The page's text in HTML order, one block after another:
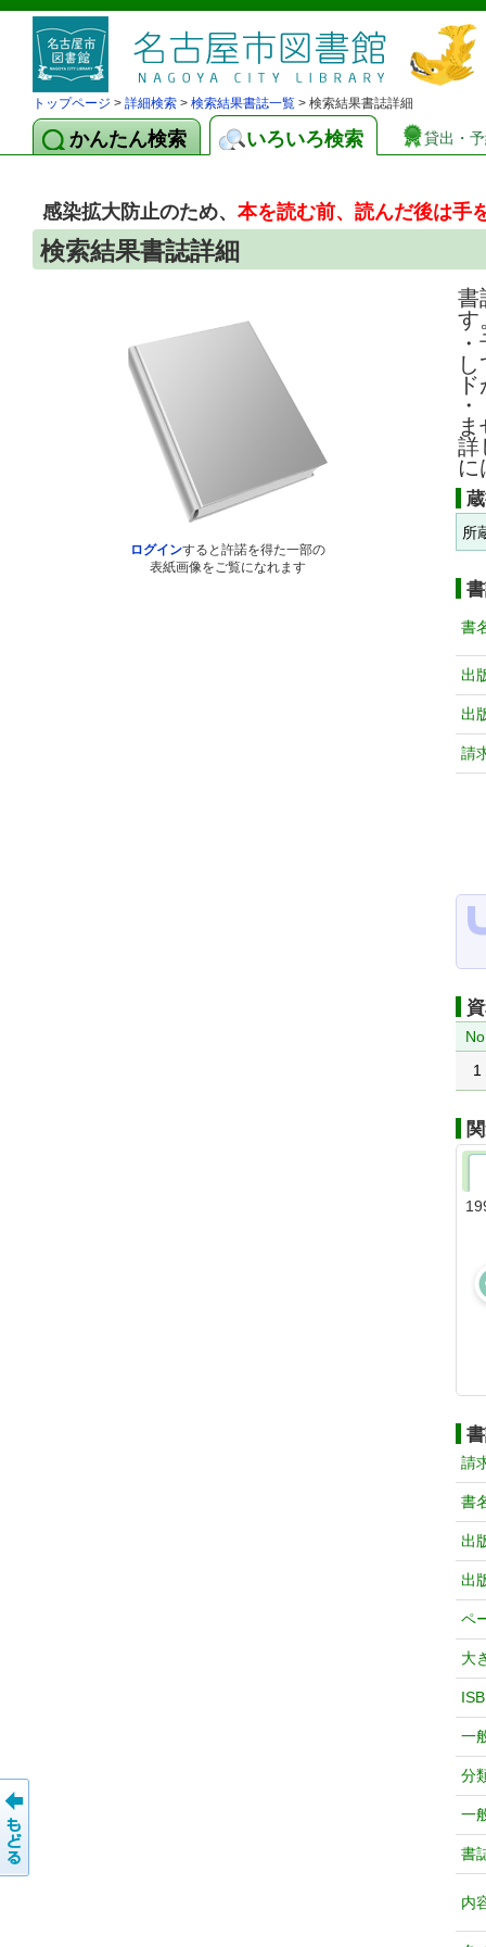
トップページ > 詳細検索 > 検索結果書誌一覧 > 検索結果書誌詳細
かんたん検索 いろいろ検索 貸出・
感染拡大防止のため、本を読む前、読んだ後は手
検索結果書誌詳細
ログインすると許諾を得た一部の
表紙画像をご覧になれます
書
す
詳
に
所
書
出
出
請
1
請
書
出
出
ペ
大
一
分
一
書
内